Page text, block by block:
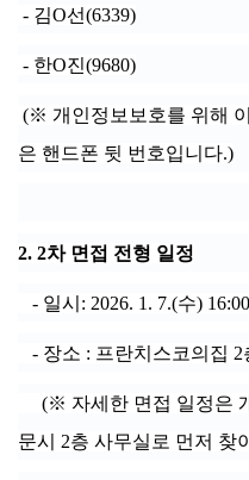
- 김O선(6339)
- 한O진(9680)
(※ 개인정보보호를 위해
은 핸드폰 뒷 번호입니다.)
2. 2차 면접 전형 일정
- 일시: 2026. 1. 7.(수)
- 장소 : 프란치스코의집 2
(※ 자세한 면접 일정은
문시 2층 사무실로 먼저 찾